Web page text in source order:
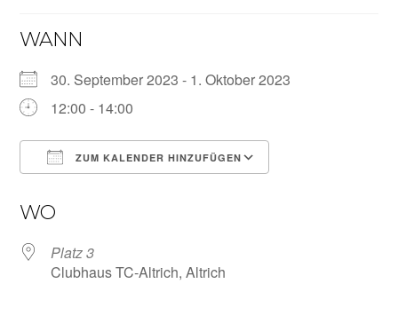
WANN
30. September 2023 - 1. Oktober 2023
12:00 - 14:00
ZUM KALENDER HINZUFÜGEN
WO
Platz 3
Clubhaus TC-Altrich, Altrich